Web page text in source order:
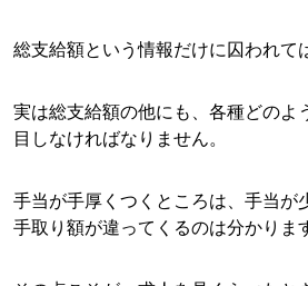
総支給額という情報だけに囚われて
実は総支給額の他にも、各種どのよ
目しなければなりません。
手当が手厚くつくところは、手当が
手取り額が違ってくるのは分かりま